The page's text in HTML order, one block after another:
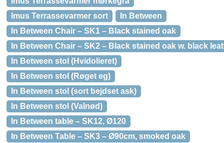
Imus Terrassevarmer sort
In Between
In Between Chair – SK1 – Black stained oak
In Between Chair – SK2 – Black stained oak w. black
In Between stol (Hvidolieret)
In Between stol (Røget eg)
In Between stol (sort bejdset ask)
In Between stol (Valnød)
In Between table – SK12, Ø120
In Between Table – SK3 – Ø90cm, smoked oak